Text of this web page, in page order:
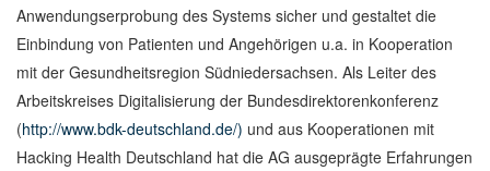
Anwendungserprobung des Systems sicher und gestaltet die
Einbindung von Patienten und Angehörigen u.a. in Kooperation
mit der Gesundheitsregion Südniedersachsen. Als Leiter des
Arbeitskreises Digitalisierung der Bundesdirektorenkonferenz
(http://www.bdk-deutschland.de/) und aus Kooperationen mit
Hacking Health Deutschland hat die AG ausgeprägte Erfahrungen